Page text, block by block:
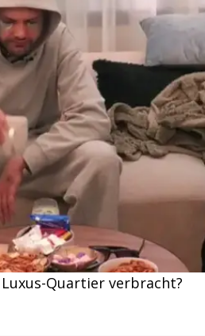
Quartier verbracht?